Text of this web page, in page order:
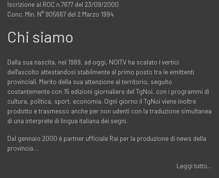
Iscrizione al ROC n.7677 del 23/09/2000
Conc. Min. N° 905667 del 2 Marzo 1994
Chi siamo
Dalla sua nascita, nel 1989, ad oggi, NOITV ha scalato i vertici
dell'ascolto attestandosi stabilmente al primo posto tra le emittenti
provinciali. Merito della sua attenzione al territorio, seguito
costantemente con 15 edizioni giornaliere del TgNoi, con i programmi di
cultura, politica, sport, economia. Ogni giorno il TgNoi viene inoltre
prodotto e trasmesso anche per non udenti con la traduzione simultanea
di una interprete di lingua italiana dei segni.
Dal gennaio 2000 è partner ufficiale Rai per la produzione di news della
provincia…
Leggi tutto...